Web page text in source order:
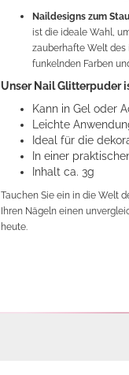
Naildesigns zum
ist die ideale Wahl,
zauberhafte Welt des
funkelnden Farben
Unser Nail Glitterpuder
Kann in Gel oder
Leichte
Ideal für die
In einer
Inhalt ca. 3g
Tauchen Sie ein in die Welt
Ihren Nägeln einen
heute.